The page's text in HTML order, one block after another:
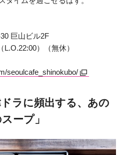
巨山ビル2F
L.O.22:00）（無休）
seoulcafe_shinokubo/
ラに頻出する、あの
ープ」